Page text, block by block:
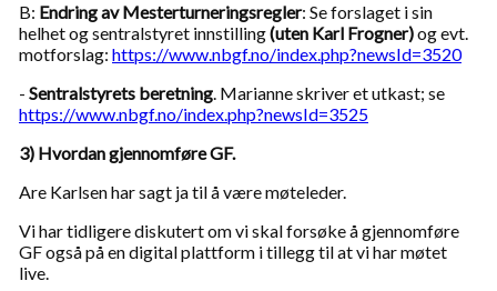
B: Endring av Mesterturneringsregler: Se forslaget i sin
helhet og sentralstyret innstilling(uten Karl Frogner)og evt.
motforslag: https://www.nbgf.no/index.php?newsId=3520
- Sentralstyrets beretning. Marianne skriver et utkast; se
https://www.nbgf.no/index.php?newsId=3525
3) Hvordan gjennomføre GF.
Are Karlsen har sagt ja til å være møteleder.
Vi har tidligere diskutert om vi skal forsøke å gjennomføre
GF også på en digital plattform i tillegg til at vi har møtet
live.